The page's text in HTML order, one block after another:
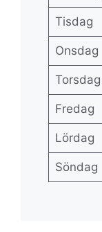
Tisdag
Onsdag
Torsdag
Fredag
Lördag
Söndag